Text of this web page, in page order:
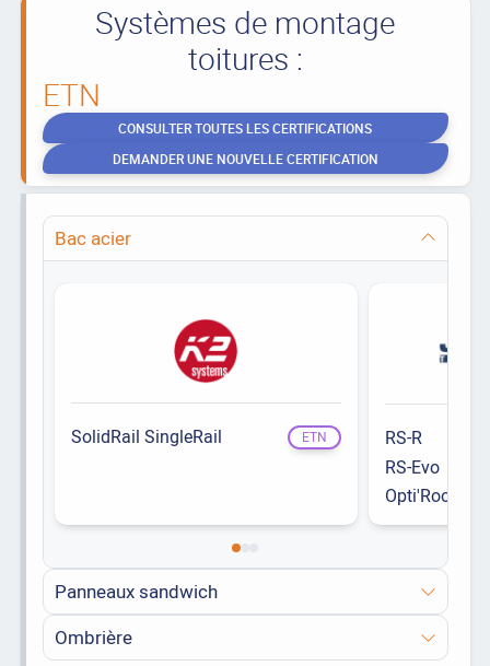
Systèmes de montage
toitures :
ETN
CONSULTER TOUTES LES CERTIFICATIONS
DEMANDER UNE NOUVELLE CERTIFICATION
Bac acier
SolidRail SingleRail ETN
RS-R
RS-Evo
Opti'Roof
Panneaux sandwich
Ombrière